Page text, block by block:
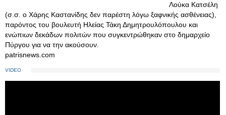
Λούκα Κατσέλη
(σ.σ. ο Χάρης Καστανίδης δεν παρέστη λόγω ξαφνικής ασθένειας),
παρόντος του βουλευτή Ηλείας Τάκη Δημητρουλόπουλου και
ενώπιων δεκάδων πολιτών που συγκεντρώθηκαν στο δημαρχείο
Πύργου για να την ακούσουν.
patrisnews.com
VIDEO